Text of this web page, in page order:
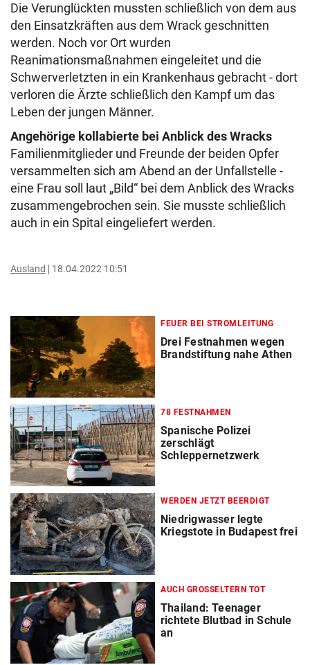
Die Verunglückten mussten schließlich von dem aus
den Einsatzkräften aus dem Wrack geschnitten
werden. Noch vor Ort wurden
Reanimationsmaßnahmen eingeleitet und die
Schwerverletzten in ein Krankenhaus gebracht - dort
verloren die Ärzte schließlich den Kampf um das
Leben der jungen Männer.
Angehörige kollabierte bei Anblick des Wracks
Familienmitglieder und Freunde der beiden Opfer
versammelten sich am Abend an der Unfallstelle -
eine Frau soll laut „Bild“ bei dem Anblick des Wracks
zusammengebrochen sein. Sie musste schließlich
auch in ein Spital eingeliefert werden.
Ausland 18.04.2022 10:51
FEUER BEI STROMLEITUNG
Drei Festnahmen wegen
Brandstiftung nahe Athen
78 FESTNAHMEN
Spanische Polizei
zerschlägt
Schleppernetzwerk
WERDEN JETZT BEERDIGT
Niedrigwasser legte
Kriegstote in Budapest frei
AUCH GROSSELTERN TOT
Thailand: Teenager
richtete Blutbad in Schule
an